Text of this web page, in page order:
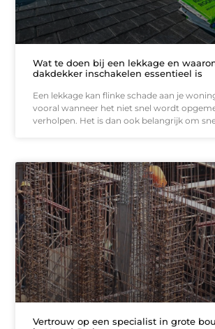
Wat te doen bij een lekkage en
dakdekker inschakelen essentieel is
Een lekkage kan flinke schade aan je
vooral wanneer het niet snel wordt
verholpen. Het is dan ook belangrijk om
Vertrouw op een specialist in grote